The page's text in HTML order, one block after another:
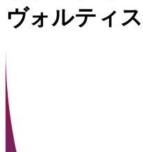
ヴォルティス